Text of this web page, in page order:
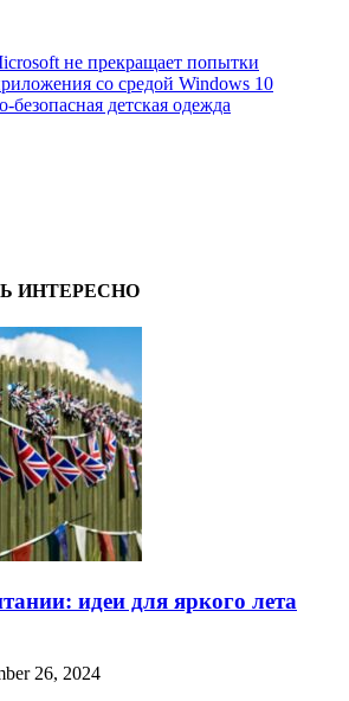
не прекращает попытки
со средой Windows 10
безопасная детская одежда
ИНТЕРЕСНО
идеи для яркого лета
26, 2024